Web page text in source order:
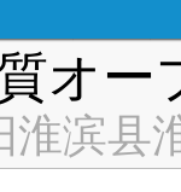
オ
淮滨县